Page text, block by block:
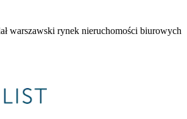
warszawski rynek nieruchomości biurowych